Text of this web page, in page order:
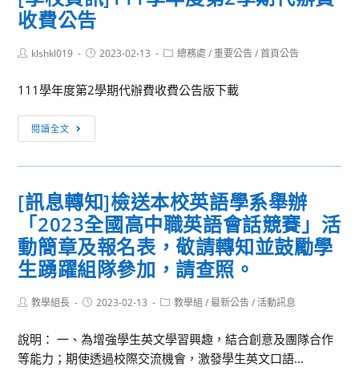
高
中
語
短
片
比
賽
界
童
總
會
屆
界
會
議
代
團
察
員
收費公告
Postklshkl019
Post2023-02-13
Post總務處 / 重要公告 / 首頁公告
111學年度第2學期代辦費收費公告版下載
閱讀全文
校
資
學
年
度
第
2
學
代
辦
[訊息轉知]檢送本校英語學系舉辦
「2023全國高中職英語會話競賽」活
動簡章及報名表，敬請轉知並鼓勵學
生踴躍組隊參加，請查照。
Post教學組長
Post2023-02-13
Post教學組 / 最新公告 / 活動訊息
說明： 一、為增強學生英文學習興趣，結合創意及團隊合作
等能力；期使透過校際交流機會，激發學生英文口語...